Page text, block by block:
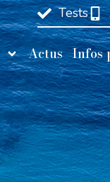
Tests
Actus Infos